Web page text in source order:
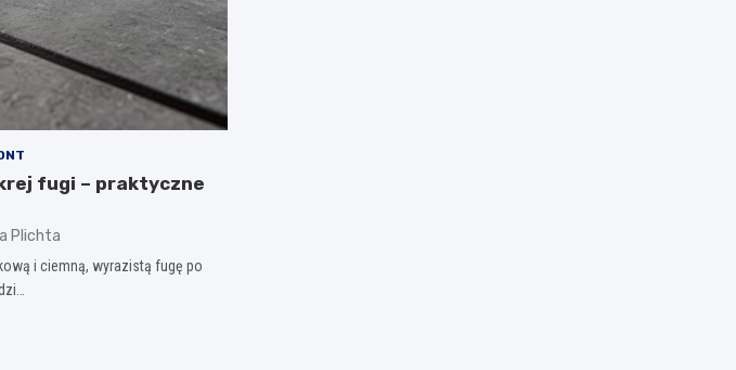
fugi – praktyczne
Plichta
i ciemną, wyrazistą fugę po